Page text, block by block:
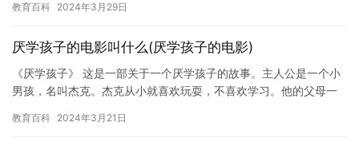
教育百科 2024年3月29日
厌学孩子的电影叫什么(厌学孩子的电影)
《厌学孩子》 这是一部关于一个厌学孩子的故事。主人公是一个小
男孩，名叫杰克。杰克从小就喜欢玩耍，不喜欢学习。他的父母一
看…
教育百科 2024年3月21日